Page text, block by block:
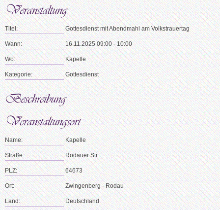
Titel: Gottesdienst mit Abendmahl am Volkstrauertag
Wann: 16.11.2025 09:00 - 10:00
Wo: Kapelle
Kategorie: Gottesdienst
Name: Kapelle
Straße: Rodauer Str.
PLZ: 64673
Ort: Zwingenberg - Rodau
Land: Deutschland